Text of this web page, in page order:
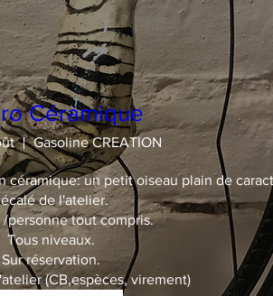
Céramique
Gasoline CREATION
un petit oiseau plain de
de l'atelier.
/personne tout compris.
Tous niveaux.
Sur réservation.
(CB,espèces, virement)